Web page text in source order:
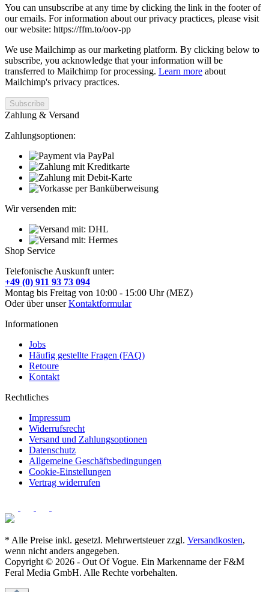
You can unsubscribe at any time by clicking the link in the footer of
our emails. For information about our privacy practices, please visit
our website: https://ffm.to/oov-pp
We use Mailchimp as our marketing platform. By clicking below to
subscribe, you acknowledge that your information will be
transferred to Mailchimp for processing. Learn more about
Mailchimp's privacy practices.
Zahlung & Versand
Zahlungsoptionen:
Wir versenden mit:
Shop Service
Telefonische Auskunft unter:
+49 (0) 911 93 73 094
Montag bis Freitag von 10:00 - 15:00 Uhr (MEZ)
Oder über unserKontaktformular
Informationen
Jobs
Häufig gestellte Fragen (FAQ)
Retoure
Kontakt
Rechtliches
Impressum
Widerrufsrecht
Versand und Zahlungsoptionen
Datenschutz
Allgemeine Geschäftsbedingungen
Cookie-Einstellungen
Vertrag widerrufen
* Alle Preise inkl. gesetzl. Mehrwertsteuer zzgl. Versandkosten,
wenn nicht anders angegeben.
Copyright © 2026 - Out Of Vogue. Ein Markenname der F&M
Feral Media GmbH. Alle Rechte vorbehalten.